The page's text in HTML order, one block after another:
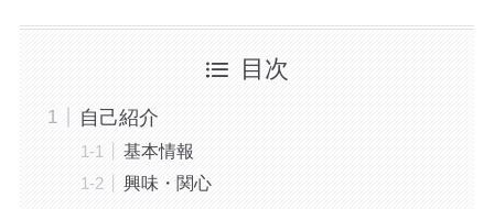
目次
自己紹介
基本情報
興味・関心